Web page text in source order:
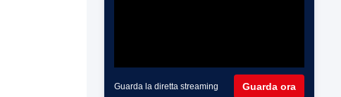
Guarda la diretta streaming Guarda ora